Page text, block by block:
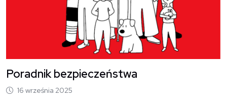
Poradnik bezpieczeństwa
16 września 2025